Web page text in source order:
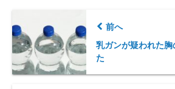
前へ
乳ガンが疑われた
た